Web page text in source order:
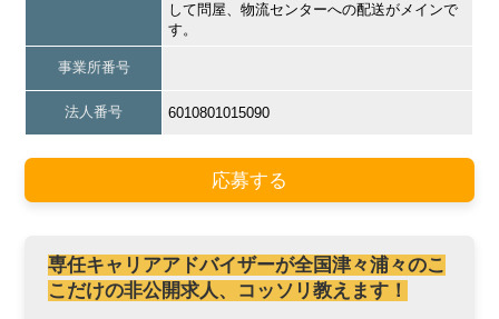
して問屋、物流センターへの配送がメインで
す。
事業所番号
法人番号 6010801015090
応募する
専任キャリアアドバイザーが全国津々浦々のこ
こだけの非公開求人、コッソリ教えます！